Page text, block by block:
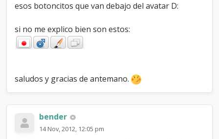
o
r
esos botoncitos que van debajo del avatar D:
si no me explico bien son estos:
saludos y gracias de antemano.
bender
14 Nov, 2012, 12:05 pm